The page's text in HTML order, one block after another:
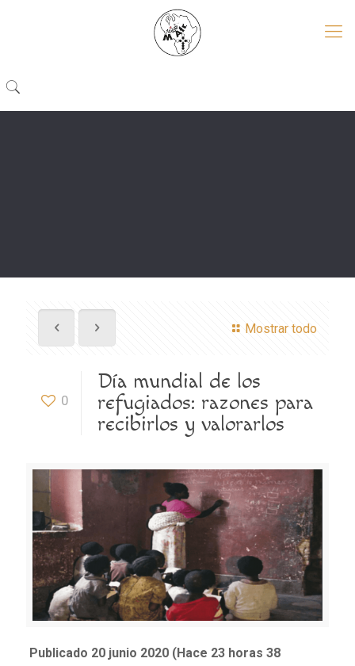
Mostrar todo
0
Día mundial de los
refugiados: razones para
recibirlos y valorarlos
Publicado 20 junio 2020 (Hace 23 horas 38